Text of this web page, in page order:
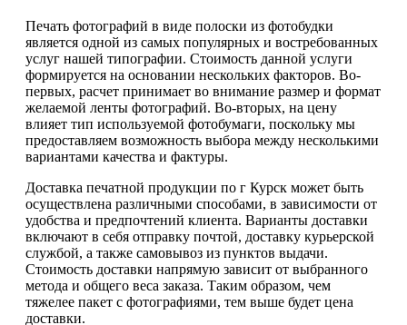
Печать фотографий в виде полоски из фотобудки
является одной из самых популярных и востребованных
услуг нашей типографии. Стоимость данной услуги
формируется на основании нескольких факторов. Во-
первых, расчет принимает во внимание размер и формат
желаемой ленты фотографий. Во-вторых, на цену
влияет тип используемой фотобумаги, поскольку мы
предоставляем возможность выбора между несколькими
вариантами качества и фактуры.
Доставка печатной продукции по г Курск может быть
осуществлена различными способами, в зависимости от
удобства и предпочтений клиента. Варианты доставки
включают в себя отправку почтой, доставку курьерской
службой, а также самовывоз из пунктов выдачи.
Стоимость доставки напрямую зависит от выбранного
метода и общего веса заказа. Таким образом, чем
тяжелее пакет с фотографиями, тем выше будет цена
доставки.